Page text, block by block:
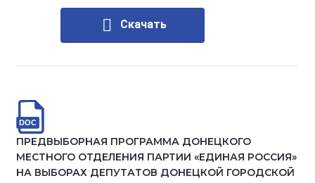
Скачать
ПРЕДВЫБОРНАЯ ПРОГРАММА ДОНЕЦКОГО
МЕСТНОГО ОТДЕЛЕНИЯ ПАРТИИ «ЕДИНАЯ РОССИЯ»
НА ВЫБОРАХ ДЕПУТАТОВ ДОНЕЦКОЙ ГОРОДСКОЙ